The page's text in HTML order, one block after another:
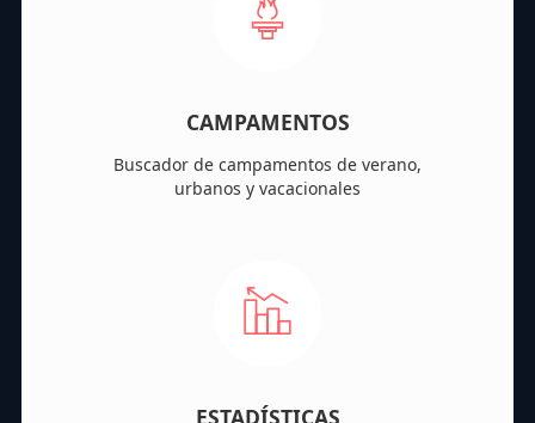
CAMPAMENTOS
Buscador de campamentos de verano,
urbanos y vacacionales